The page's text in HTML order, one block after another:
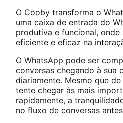
O Cooby transforma o
uma caixa de entrada do
produtiva e funcional,
eficiente e eficaz na
O WhatsApp pode ser
conversas chegando à sua
diariamente. Mesmo que
tente chegar às mais
rapidamente, a
no fluxo de conversas